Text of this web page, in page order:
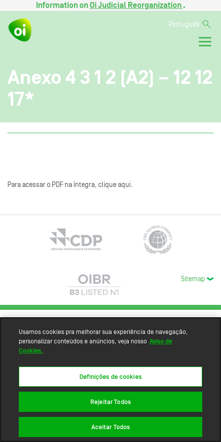
Information onOi Judicial Reorganization .
Português
Anexo 4 3 1 2 (A2) – 12 12
17*
Para acessar o PDF na íntegra, clique aqui.
Sitemap
Usamos cookies pra melhorar sua experiência de navegação,
personalizar conteúdos e anúncios, veja nosso Aviso de
Cookies.
Definições de cookies
Rejeitar Todos
Aceitar Todos